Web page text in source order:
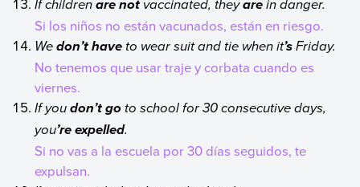
If childrenare not vaccinated, theyare in danger.
Si los niños no están vacunados, están en riesgo.
Wedon’t have to wear suit and tie when it’s Friday.
No tenemos que usar traje y corbata cuando es
viernes.
If youdon’t go to school for 30 consecutive days,
you’re expelled.
Si no vas a la escuela por 30 días seguidos, te
expulsan.